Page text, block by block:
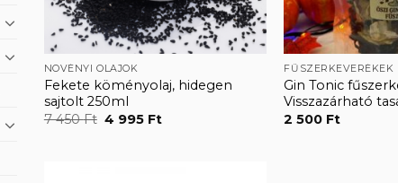
NÖVÉNYI OLAJOK
Fekete köményolaj, hidegen
sajtolt 250ml
7 450Ft Original
4 995 FtCurrent
FŰSZERKEVERÉKEK
Gin Tonic
Visszazárható
2 500 Ft